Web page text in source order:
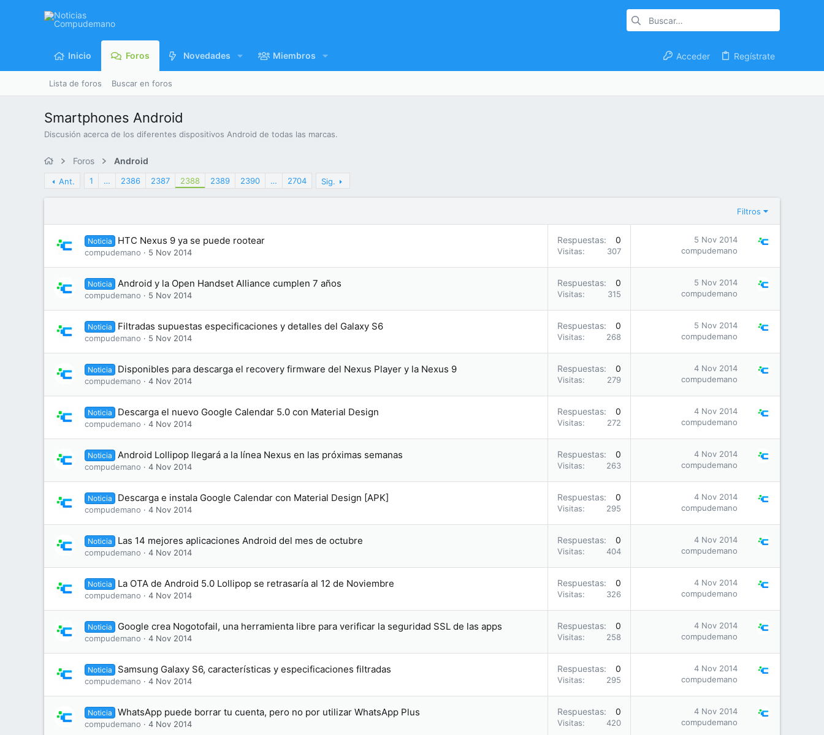
Inicio Foros Novedades Miembros Acceder Regístrate
Lista de foros Buscar en foros
Smartphones Android
Discusión acerca de los diferentes dispositivos Android de todas las marcas.
Foros Android
Ant. 1 … 2386 2387 2388 2389 2390 … 2704 Sig.
Filtros
Noticia HTC Nexus 9 ya se puede rootear
compudemano 5 Nov 2014
Respuestas 0
Visitas 307
5 Nov 2014
compudemano
Noticia Android y la Open Handset Alliance cumplen 7 años
compudemano 5 Nov 2014
Respuestas 0
Visitas 315
5 Nov 2014
compudemano
Noticia Filtradas supuestas especificaciones y detalles del Galaxy S6
compudemano 5 Nov 2014
Respuestas 0
Visitas 268
5 Nov 2014
compudemano
Noticia Disponibles para descarga el recovery firmware del Nexus Player y la Nexus 9
compudemano 4 Nov 2014
Respuestas 0
Visitas 279
4 Nov 2014
compudemano
Noticia Descarga el nuevo Google Calendar 5.0 con Material Design
compudemano 4 Nov 2014
Respuestas 0
Visitas 272
4 Nov 2014
compudemano
Noticia Android Lollipop llegará a la línea Nexus en las próximas semanas
compudemano 4 Nov 2014
Respuestas 0
Visitas 263
4 Nov 2014
compudemano
Noticia Descarga e instala Google Calendar con Material Design [APK]
compudemano 4 Nov 2014
Respuestas 0
Visitas 295
4 Nov 2014
compudemano
Noticia Las 14 mejores aplicaciones Android del mes de octubre
compudemano 4 Nov 2014
Respuestas 0
Visitas 404
4 Nov 2014
compudemano
Noticia La OTA de Android 5.0 Lollipop se retrasaría al 12 de Noviembre
compudemano 4 Nov 2014
Respuestas 0
Visitas 326
4 Nov 2014
compudemano
Noticia Google crea Nogotofail, una herramienta libre para verificar la seguridad SSL de las apps
compudemano 4 Nov 2014
Respuestas 0
Visitas 258
4 Nov 2014
compudemano
Noticia Samsung Galaxy S6, características y especificaciones filtradas
compudemano 4 Nov 2014
Respuestas 0
Visitas 295
4 Nov 2014
compudemano
Noticia WhatsApp puede borrar tu cuenta, pero no por utilizar WhatsApp Plus
compudemano 4 Nov 2014
Respuestas 0
Visitas 420
4 Nov 2014
compudemano